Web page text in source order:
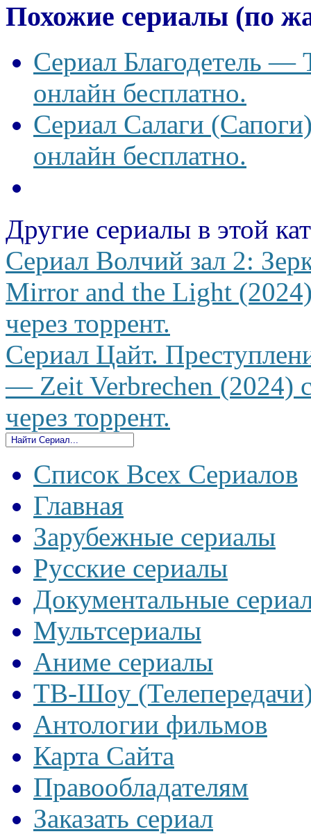
Похожие сериалы (по
Сериал Благодетель —
онлайн бесплатно.
Сериал Салаги
онлайн бесплатно.
Другие сериалы в этой
Сериал Волчий зал 2:
Mirror and the Light (2024)
через торрент.
Сериал Цайт.
— Zeit Verbrechen (2024)
через торрент.
Список Всех Сериалов
Главная
Зарубежные сериалы
Русские сериалы
Документальные
Мультсериалы
Аниме сериалы
ТВ-Шоу
Антологии фильмов
Карта Сайта
Правообладателям
Заказать сериал